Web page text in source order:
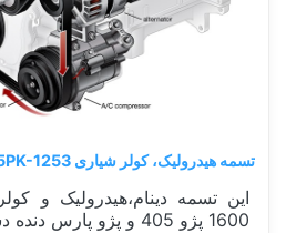
تسمه هیدرولیک، کولر شیاری 5PK-1253 رایکالتون آلمان مناسب:
این تسمه دینام،هیدرولیک و
1600 پژو 405 و پژو پارس دنده دستی و اتومات میباشد.